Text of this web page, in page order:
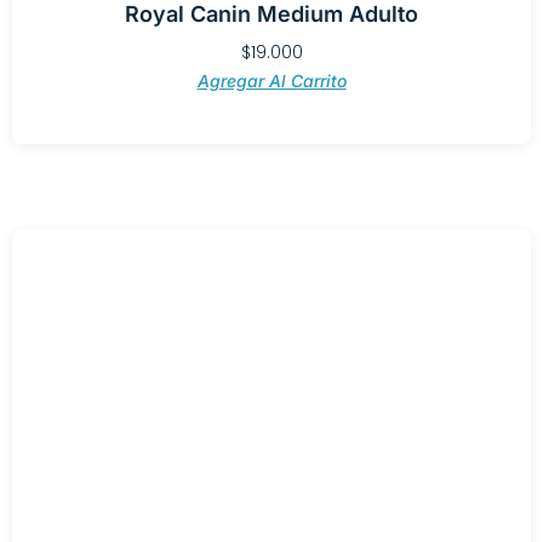
Royal Canin Medium Adulto
$19.000
Agregar Al Carrito